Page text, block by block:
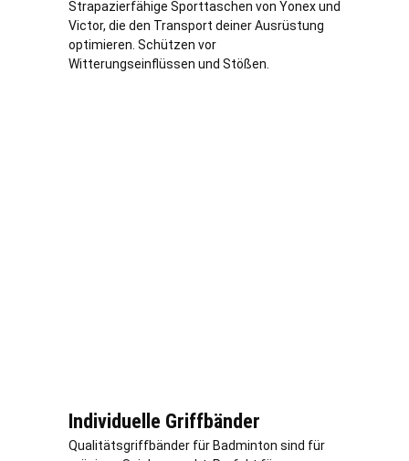
Strapazierfähige Sporttaschen von Yonex und
Victor, die den Transport deiner Ausrüstung
optimieren. Schützen vor
Witterungseinflüssen und Stößen.
Individuelle Griffbänder
Qualitätsgriffbänder für Badminton sind für